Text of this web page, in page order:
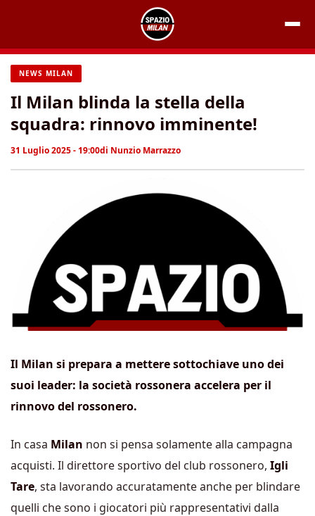
contenuto
NEWS MILAN
Il Milan blinda la stella della
squadra: rinnovo imminente!
31 Luglio 2025 - 19:00di Nunzio Marrazzo
Il Milan si prepara a mettere sottochiave uno dei
suoi leader: la società rossonera accelera per il
rinnovo del rossonero.
In casa Milan non si pensa solamente alla campagna
acquisti. Il direttore sportivo del club rossonero, Igli
Tare, sta lavorando accuratamente anche per blindare
quelli che sono i giocatori più rappresentativi dalla